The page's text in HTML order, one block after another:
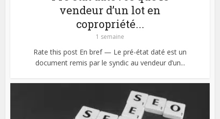
vendeur d’un lot en
copropriété...
1 semaine
Rate this post En bref — Le pré-état daté est un
document remis par le syndic au vendeur d’un...